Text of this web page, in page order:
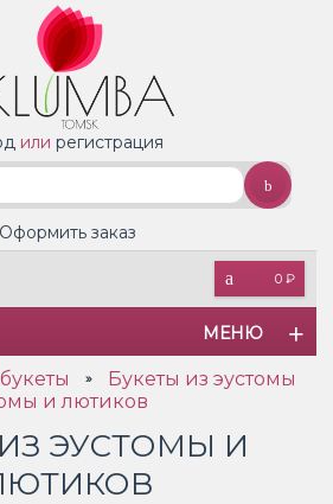
или регистрация
0 ₽
Оформить заказ
МЕНЮ
» Букеты из эустомы
и лютиков
ЭУСТОМЫ И